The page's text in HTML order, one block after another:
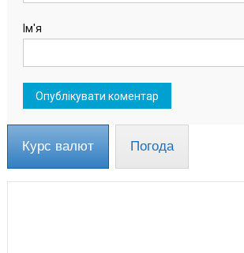
Ім'я
Курс валют Погода